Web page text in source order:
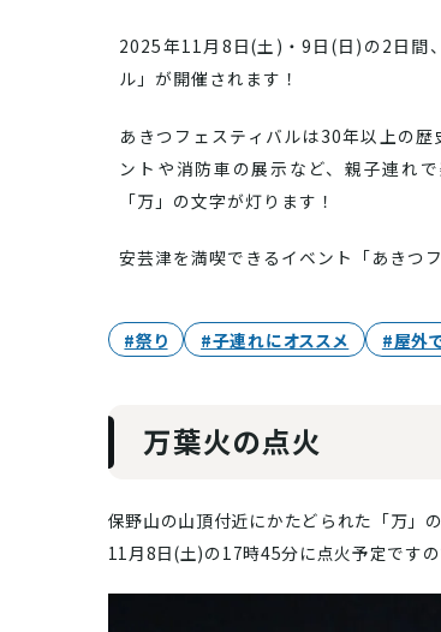
2025年11月8日(土)・9日(日)の2日間
ル」が開催されます！
あきつフェスティバルは30年以上の
ントや消防車の展示など、親子連れ
「万」の文字が灯ります！
安芸津を満喫できるイベント「あきつ
#祭り #子連れにオススメ #屋外
万葉火の点火
保野山の山頂付近にかたどられた「万」
11月8日(土)の17時45分に点火予定です